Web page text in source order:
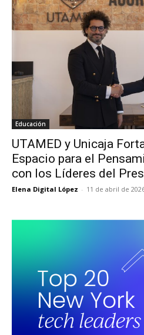
Educación
UTAMED y Unicaja
Espacio para el
con los Líderes del
Elena Digital López - 11 de abril de